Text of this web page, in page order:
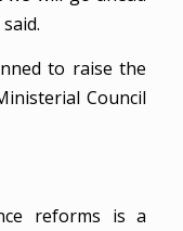
to raise the
Council
reforms is a